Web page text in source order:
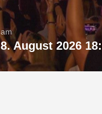
am
8. August 2026